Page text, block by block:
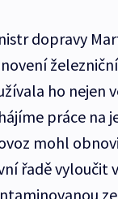
dopravy
ho nejen
práce na
mohl
řadě vyloučit